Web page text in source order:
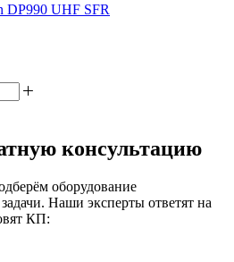
DP990 UHF SFR
консультацию
оборудование
Наши эксперты ответят на
КП: